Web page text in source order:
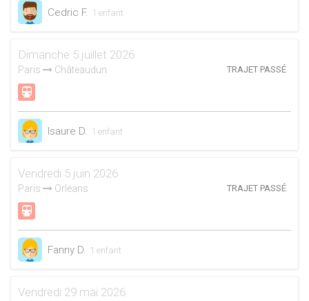
Cedric F. 1 enfant
Dimanche 5 juillet 2026
Paris Châteaudun TRAJET PASSÉ
Isaure D. 1 enfant
Vendredi 5 juin 2026
Paris Orléans TRAJET PASSÉ
Fanny D. 1 enfant
Vendredi 29 mai 2026